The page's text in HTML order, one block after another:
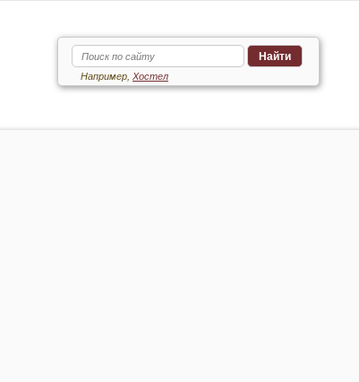
Найти
Например, Хостел